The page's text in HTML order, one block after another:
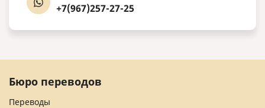
+7(967)257-27-25
Бюро переводов
Переводы